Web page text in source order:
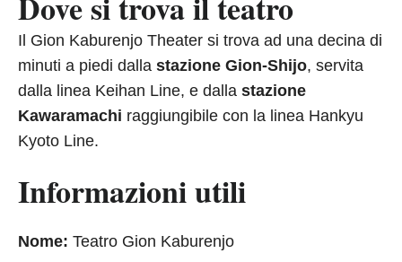
Il Gion Kaburenjo Theater si trova ad una decina di
minuti a piedi dalla stazione Gion-Shijo, servita
dalla linea Keihan Line, e dalla stazione
Kawaramachi raggiungibile con la linea Hankyu
Kyoto Line.
Informazioni utili
Nome: Teatro Gion Kaburenjo